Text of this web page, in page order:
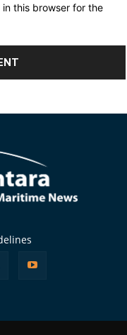
this browser for the